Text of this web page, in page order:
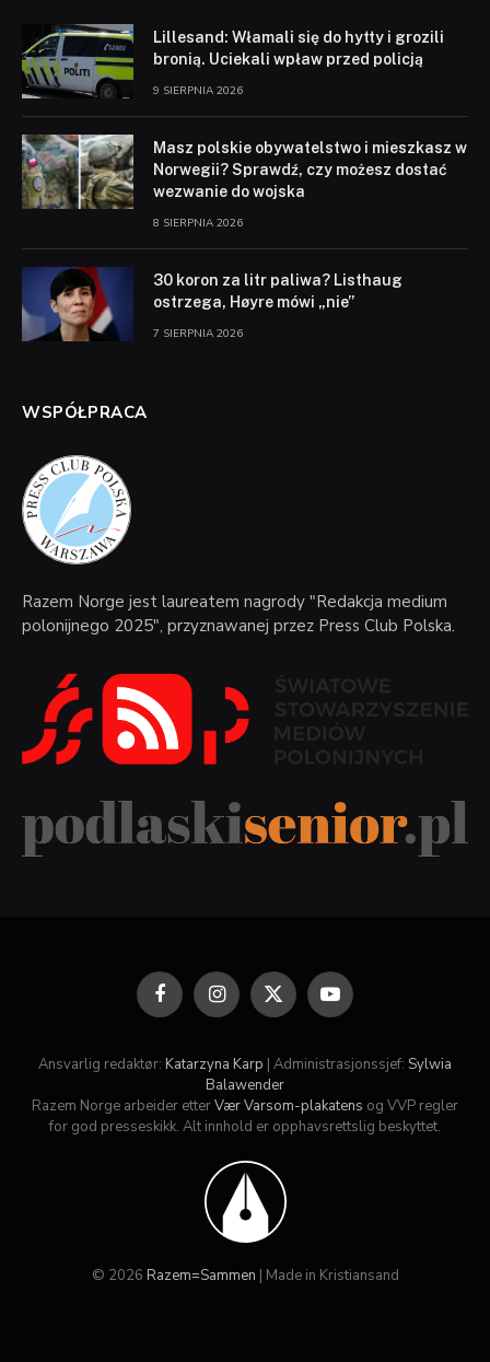
Lillesand: Włamali się do hytty i grozili
bronią. Uciekali wpław przed policją
9 SIERPNIA 2026
Masz polskie obywatelstwo i mieszkasz w
Norwegii? Sprawdź, czy możesz dostać
wezwanie do wojska
8 SIERPNIA 2026
30 koron za litr paliwa? Listhaug
ostrzega, Høyre mówi „nie”
7 SIERPNIA 2026
WSPÓŁPRACA
Razem Norge jest laureatem nagrody "Redakcja medium
polonijnego 2025", przyznawanej przez Press Club Polska.
FacebookInstagram
X
(Twitter)
YouTube
Ansvarlig redaktør: Katarzyna Karp | Administrasjonssjef: Sylwia
Balawender
Razem Norge arbeider etterVær Varsom-plakatens og VVP regler
for god presseskikk. Alt innhold er opphavsrettslig beskyttet.
© 2026 Razem=Sammen | Made in Kristiansand